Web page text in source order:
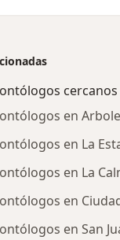
cercanos
en
en La
en La
en
en San